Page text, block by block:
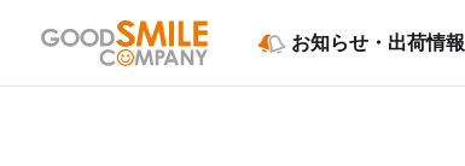
お知らせ・出荷情報